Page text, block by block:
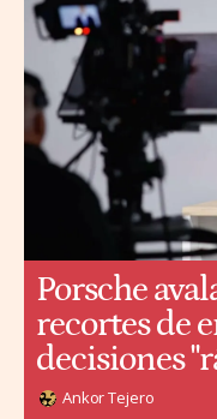
Porsche
recortes de
decisiones
Ankor Tejero